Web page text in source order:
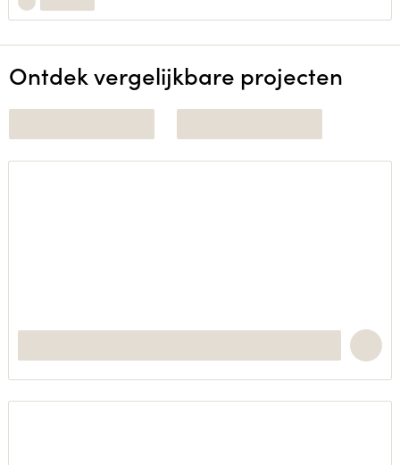
Ontdek vergelijkbare projecten